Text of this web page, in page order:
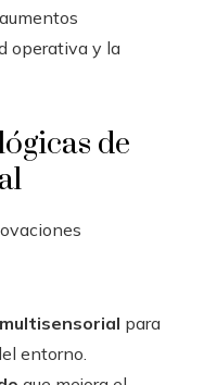
operativa y la
de
para
entorno.